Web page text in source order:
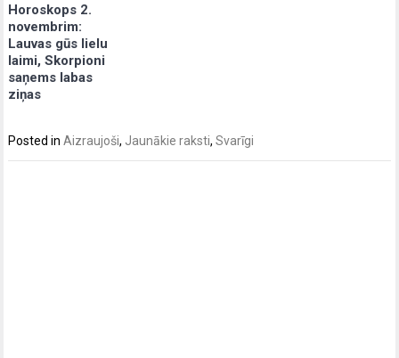
Horoskops 2.
novembrim:
Lauvas gūs lielu
laimi, Skorpioni
saņems labas
ziņas
Posted inAizraujoši, Jaunākie raksti,Svarīgi